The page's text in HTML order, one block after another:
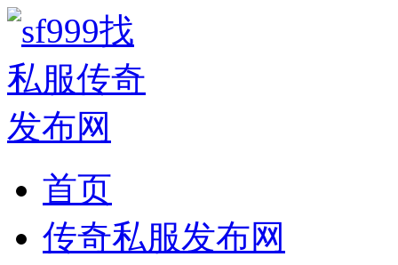
首页
传奇私服发布网